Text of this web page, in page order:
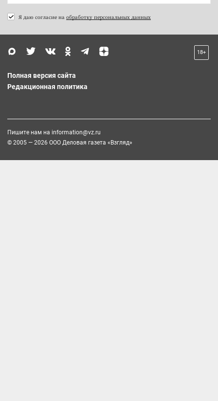
Я даю согласие на обработку персональных данных
18+
Полная версия сайта
Редакционная политика
Пишите нам на information@vz.ru
© 2005 — 2026 ООО Деловая газета «Взгляд»